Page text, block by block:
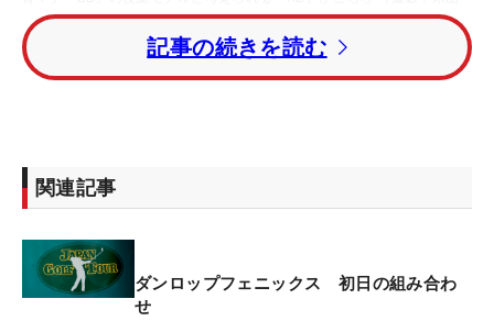
聡明）
＜ダンロップフェニックス 事前情報◇13日◇フェ
国内男子ツアーは今大会を含めて残り3試合。最終
金4000万円という高額大会が続くため、選手たちの
視線はそこを向いている。開幕前の練習場では、“刀
を研ぐ”とばかりにクラブ調整に励む選手も多い。そ
記事の続きを読む
関連記事
ダンロップフェニックス 初日の組み合わ
せ